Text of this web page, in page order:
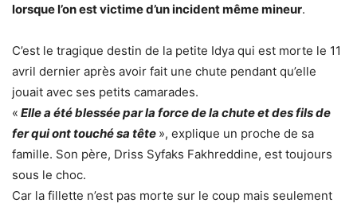
lorsque l’on est victime d’un incident même mineur.
C’est le tragique destin de la petite Idya qui est morte le 11
avril dernier après avoir fait une chute pendant qu’elle
jouait avec ses petits camarades.
« Elle a été blessée par la force de la chute et des fils de
fer qui ont touché sa tête », explique un proche de sa
famille. Son père, Driss Syfaks Fakhreddine, est toujours
sous le choc.
Car la fillette n’est pas morte sur le coup mais seulement